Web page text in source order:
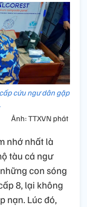
cứu ngư dân gặp
Ảnh: TTXVN phát
nhớ nhất là
tàu cá ngư
con sóng
8, lại không
nạn. Lúc đó,